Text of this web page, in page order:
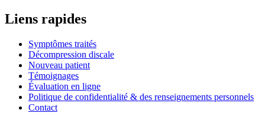
Liens rapides
Symptômes traités
Décompression discale
Nouveau patient
Témoignages
Évaluation en ligne
Politique de confidentialité & des renseignements personnels
Contact